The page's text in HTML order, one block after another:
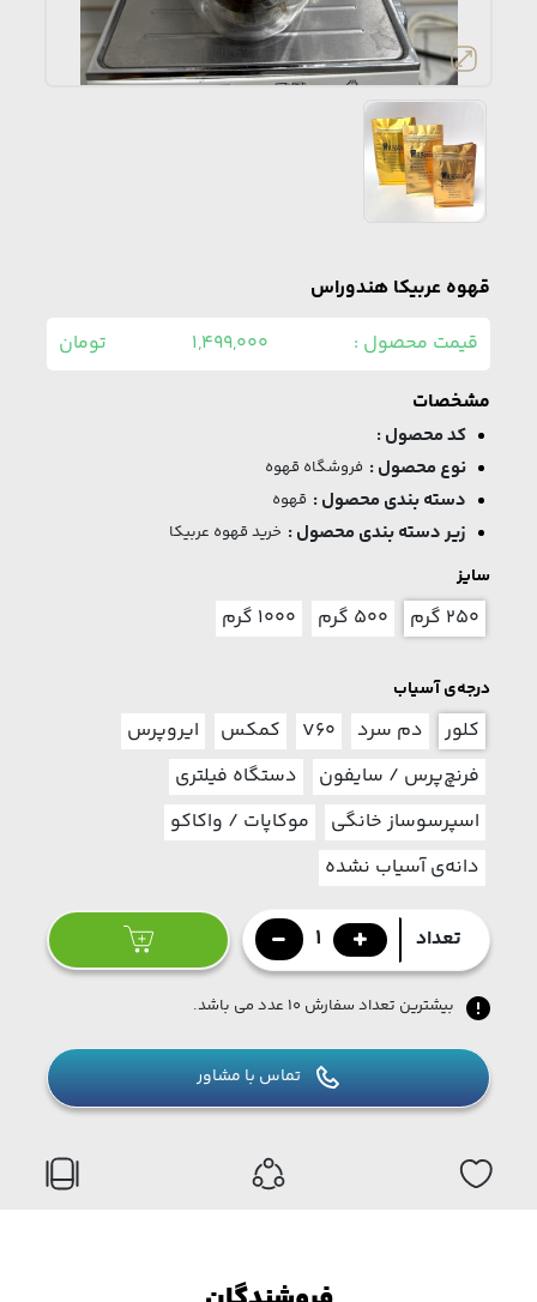
قهوه عربیکا هندوراس
قیمت محصول :
1,499,000
تومان
مشخصات
کد محصول :
نوع محصول : فروشگاه قهوه
دسته بندی محصول : قهوه
زیر دسته بندی محصول : خرید قهوه عربیکا
سایز
۲۵۰ گرم ۵۰۰ گرم ۱۰۰۰ گرم
درجه‌ی آسیاب
کلور دم سرد V60 کمکس
ایروپرس
فرنچ‌پرس / سایفون
دستگاه فیلتری
اسپرسوساز خانگی
موکاپات / واکاکو
دانه‌ی آسیاب نشده
تعداد 1
بیشترین تعداد سفارش ۱۰ عدد می باشد.
تماس با مشاور